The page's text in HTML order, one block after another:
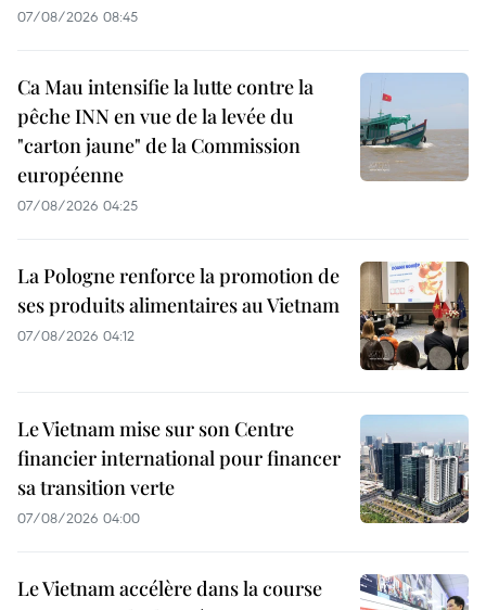
07/08/2026 08:45
Ca Mau intensifie la lutte contre la
pêche INN en vue de la levée du
"carton jaune" de la Commission
européenne
07/08/2026 04:25
La Pologne renforce la promotion de
ses produits alimentaires au Vietnam
07/08/2026 04:12
Le Vietnam mise sur son Centre
financier international pour financer
sa transition verte
07/08/2026 04:00
Le Vietnam accélère dans la course